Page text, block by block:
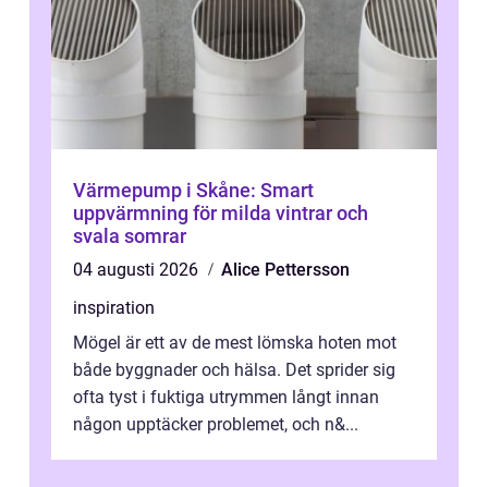
Värmepump i Skåne: Smart
uppvärmning för milda vintrar och
svala somrar
04 augusti 2026
Alice Pettersson
inspiration
Mögel är ett av de mest lömska hoten mot
både byggnader och hälsa. Det sprider sig
ofta tyst i fuktiga utrymmen långt innan
någon upptäcker problemet, och n&...